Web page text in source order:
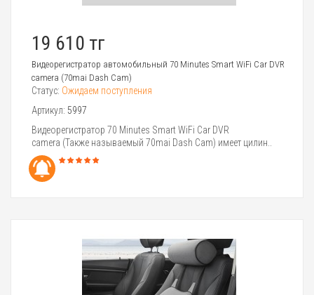
19 610 тг
Видеорегистратор автомобильный 70 Minutes Smart WiFi Car DVR
camera (70mai Dash Cam)
Статус: Ожидаем поступления
Артикул: 5997
Видеорегистратор 70 Minutes Smart WiFi Car DVR
camera (Также называемый 70mai Dash Cam) имеет цилин..